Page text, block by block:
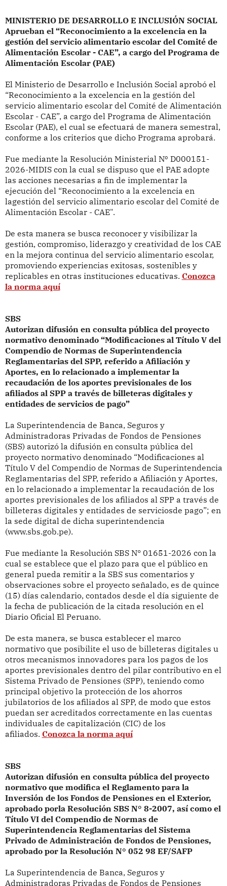
MINISTERIO DE DESARROLLO E INCLUSIÓN SOCIAL
Aprueban el “Reconocimiento a la excelencia en la
gestión del servicio alimentario escolar del Comité de
Alimentación Escolar - CAE”, a cargo del Programa de
Alimentación Escolar (PAE)
El Ministerio de Desarrollo e Inclusión Social aprobó el
“Reconocimiento a la excelencia en la gestión del
servicio alimentario escolar del Comité de Alimentación
Escolar - CAE”, a cargo del Programa de Alimentación
Escolar (PAE), el cual se efectuará de manera semestral,
conforme a los criterios que dicho Programa aprobará.
Fue mediante la Resolución Ministerial Nº D000151-
2026-MIDIS con la cual se dispuso que el PAE adopte
las acciones necesarias a fin de implementar la
ejecución del “Reconocimiento a la excelencia en
lagestión del servicio alimentario escolar del Comité de
Alimentación Escolar - CAE".
De esta manera se busca reconocer y visibilizar la
gestión, compromiso, liderazgo y creatividad de los CAE
en la mejora continua del servicio alimentario escolar,
promoviendo experiencias exitosas, sostenibles y
replicables en otras instituciones educativas. Conozca
la norma aquí
SBS
Autorizan difusión en consulta pública del proyecto
normativo denominado “Modificaciones al Título V del
Compendio de Normas de Superintendencia
Reglamentarias del SPP, referido a Afiliación y
Aportes, en lo relacionado a implementar la
recaudación de los aportes previsionales de los
afiliados al SPP a través de billeteras digitales y
entidades de servicios de pago”
La Superintendencia de Banca, Seguros y
Administradoras Privadas de Fondos de Pensiones
(SBS) autorizó la difusión en consulta pública del
proyecto normativo denominado “Modificaciones al
Título V del Compendio de Normas de Superintendencia
Reglamentarias del SPP, referido a Afiliación y Aportes,
en lo relacionado a implementar la recaudación de los
aportes previsionales de los afiliados al SPP a través de
billeteras digitales y entidades de serviciosde pago”; en
la sede digital de dicha superintendencia
(www.sbs.gob.pe).
Fue mediante la Resolución SBS N° 01651-2026 con la
cual se establece que el plazo para que el público en
general pueda remitir a la SBS sus comentarios y
observaciones sobre el proyecto señalado, es de quince
(15) días calendario, contados desde el día siguiente de
la fecha de publicación de la citada resolución en el
Diario Oficial El Peruano.
De esta manera, se busca establecer el marco
normativo que posibilite el uso de billeteras digitales u
otros mecanismos innovadores para los pagos de los
aportes previsionales dentro del pilar contributivo en el
Sistema Privado de Pensiones (SPP), teniendo como
principal objetivo la protección de los ahorros
jubilatorios de los afiliados al SPP, de modo que estos
puedan ser acreditados correctamente en las cuentas
individuales de capitalización (CIC) de los
afiliados. Conozca la norma aquí
SBS
Autorizan difusión en consulta pública del proyecto
normativo que modifica el Reglamento para la
Inversión de los Fondos de Pensiones en el Exterior,
aprobado porla Resolución SBS N° 8-2007, así como el
Título VI del Compendio de Normas de
Superintendencia Reglamentarias del Sistema
Privado de Administración de Fondos de Pensiones,
aprobado por la Resolución N° 052 98 EF/SAFP
La Superintendencia de Banca, Seguros y
Administradoras Privadas de Fondos de Pensiones